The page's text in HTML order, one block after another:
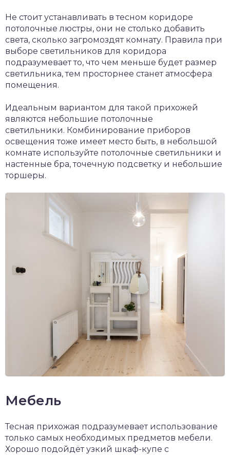
Не стоит устанавливать в тесном коридоре
потолочные люстры, они не столько добавить
света, сколько загромоздят комнату. Правила при
выборе светильников для коридора
подразумевает то, что чем меньше будет размер
светильника, тем просторнее станет атмосфера
помещения.
Идеальным вариантом для такой прихожей
являются небольшие потолочные
светильники. Комбинирование приборов
освещения тоже имеет место быть, в небольшой
комнате используйте потолочные светильники и
настенные бра, точечную подсветку и небольшие
торшеры.
Мебель
Тесная прихожая подразумевает использование
только самых необходимых предметов мебели.
Хорошо подойдёт узкий шкаф-купе с